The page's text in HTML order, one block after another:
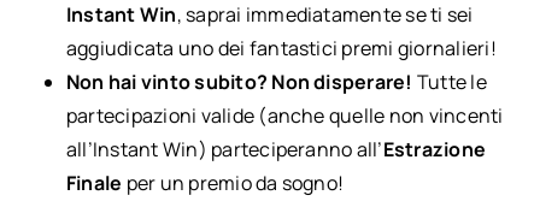
Instant Win, saprai immediatamente se ti sei
aggiudicata uno dei fantastici premi giornalieri!
Non hai vinto subito? Non disperare! Tutte le
partecipazioni valide (anche quelle non vincenti
all’Instant Win) parteciperanno all’Estrazione
Finale per un premio da sogno!